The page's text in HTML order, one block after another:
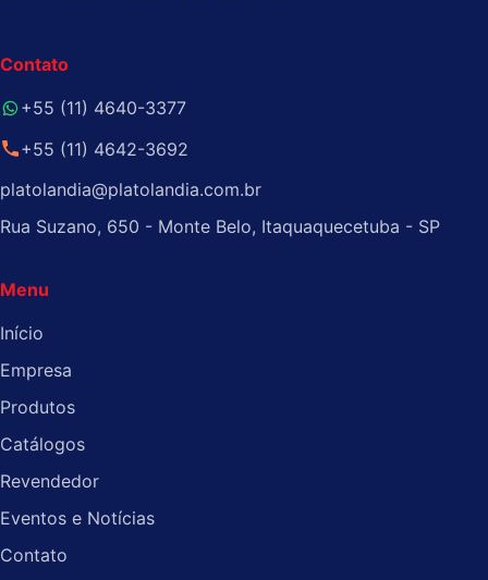
Contato
+55 (11) 4640-3377
+55 (11) 4642-3692
platolandia@platolandia.com.br
Rua Suzano, 650 - Monte Belo, Itaquaquecetuba - SP
Menu
Início
Empresa
Produtos
Catálogos
Revendedor
Eventos e Notícias
Contato